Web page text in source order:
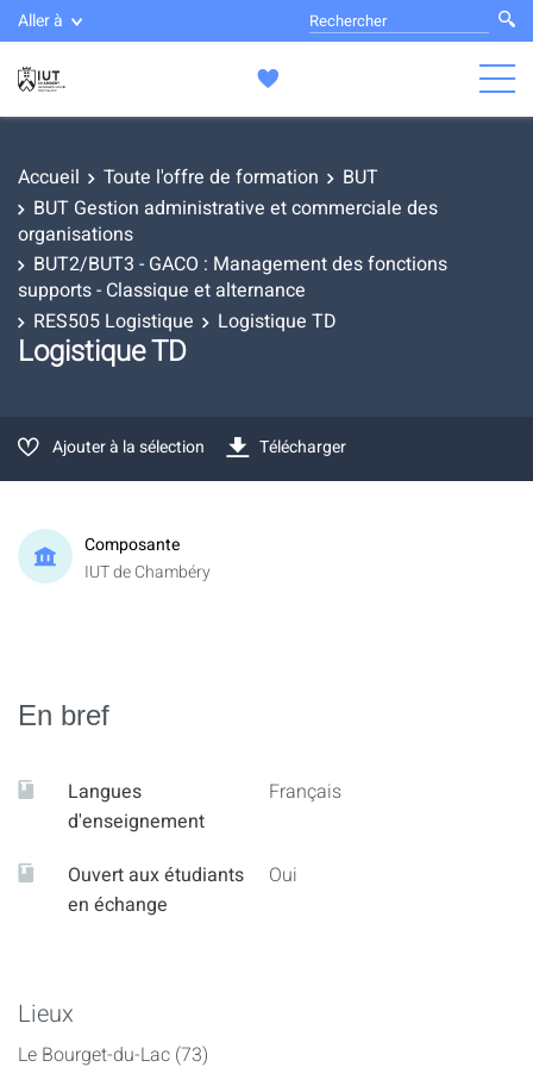
Aller à
Accueil Toute l'offre de formation
BUT
BUT Gestion administrative et commerciale des
organisations
BUT2/BUT3 - GACO : Management des fonctions
supports - Classique et alternance
RES505 Logistique
Logistique TD
Logistique TD
Ajouter à la sélection Télécharger
Composante
IUT de Chambéry
En bref
Langues
d'enseignement
Français
Ouvert aux étudiants
en échange
Oui
Lieux
Le Bourget-du-Lac (73)